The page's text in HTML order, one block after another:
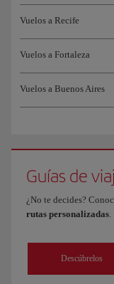
Vuelos a Recife
Vuelos a Fortaleza
Vuelos a Buenos Aires
Guías de
¿No te decides?
rutas personalizadas.
Descúbrelos